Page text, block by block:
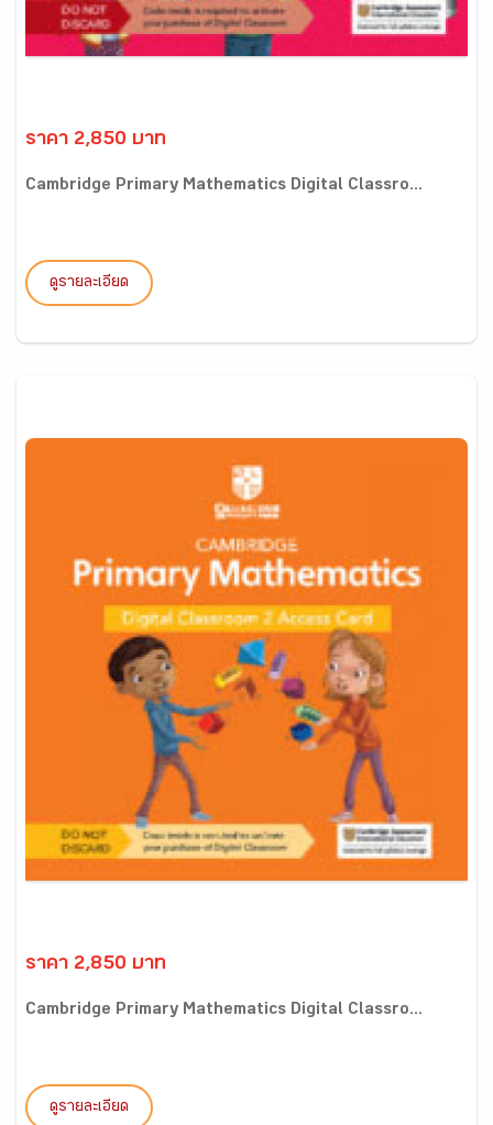
ราคา 2,850 บาท
Cambridge Primary Mathematics Digital Classro...
ดูรายละเอียด
ราคา 2,850 บาท
Cambridge Primary Mathematics Digital Classro...
ดูรายละเอียด